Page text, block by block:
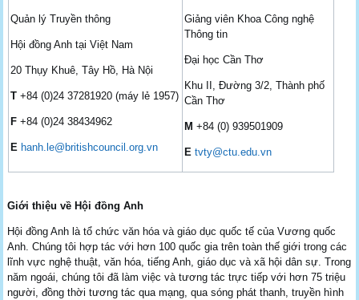
Quản lý Truyền thông
Hội đồng Anh tại Việt Nam
20 Thụy Khuê, Tây Hồ, Hà Nội
T +84 (0)24 37281920 (máy lẻ 1957)
F +84 (0)24 38434962
E hanh.le@britishcouncil.org.vn
Giảng viên Khoa Công nghệ
Thông tin
Đại học Cần Thơ
Khu II, Đường 3/2, Thành phố
Cần Thơ
M +84 (0) 939501909
E tvty@ctu.edu.vn
Giới thiệu về Hội đồng Anh
Hội đồng Anh là tổ chức văn hóa và giáo dục quốc tế của Vương quốc
Anh. Chúng tôi hợp tác với hơn 100 quốc gia trên toàn thế giới trong các
lĩnh vực nghệ thuật, văn hóa, tiếng Anh, giáo dục và xã hội dân sự. Trong
năm ngoái, chúng tôi đã làm việc và tương tác trực tiếp với hơn 75 triệu
người, đồng thời tương tác qua mạng, qua sóng phát thanh, truyền hình